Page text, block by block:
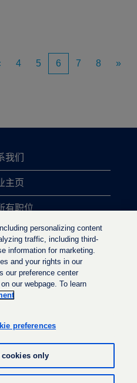
4 5 6 7 8 »
我们
主页
有职位
位搜索
政策
选
中
打
开
卡
开
personalizing content
traffic, including third-
information for marketing.
and your rights in our
our preference center
our webpage. To learn
preferences
cookies only